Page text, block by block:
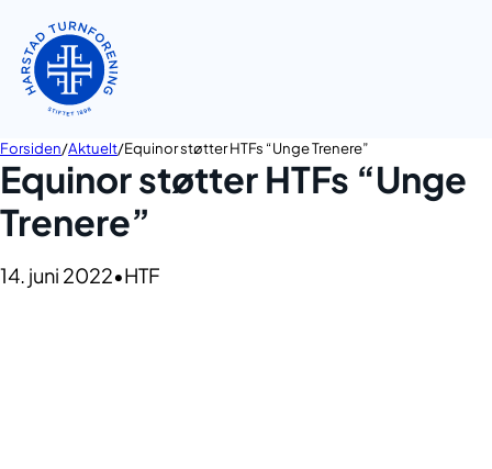
Forsiden Aktuelt Equinor støtter HTFs “Unge Trenere”
Equinor støtter HTFs “Unge
Trenere”
14. juni 2022 HTF